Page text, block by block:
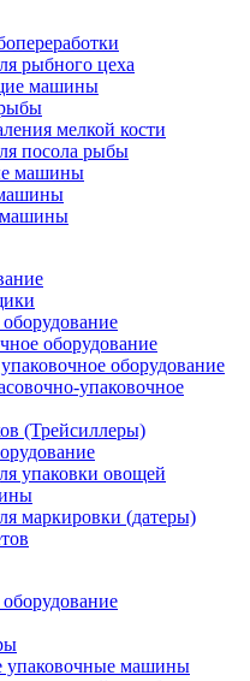
рыбного цеха
машины
мелкой кости
посола рыбы
машины
оборудование
оборудование
упаковочное
(Трейсиллеры)
упаковки овощей
маркировки (датеры)
упаковочные машины